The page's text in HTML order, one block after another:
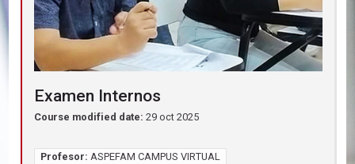
Examen Internos
Course modified date: 29 oct 2025
Profesor: ASPEFAM CAMPUS VIRTUAL